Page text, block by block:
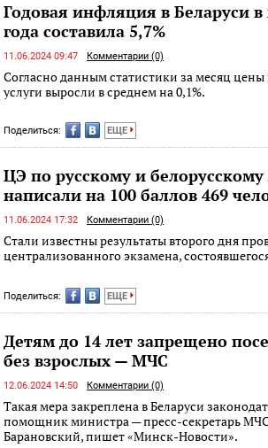
Годовая инфляция в Беларуси в
года составила 5,7%
11.06.2024 09:47 Комментарии (0)
Согласно данным статистики за месяц цены
услуги выросли в среднем на 0,1%.
Поделиться: ЕЩЕ
ЦЭ по русскому и
написали на 100 баллов 469
11.06.2024 17:32 Комментарии (0)
Стали известны результаты второго дня
централизованного экзамена,
Поделиться: ЕЩЕ
Детям до 14 лет запрещено
без взрослых — МЧС
12.06.2024 14:50 Комментарии (0)
Такая мера закреплена в Беларуси
помощник министра — пресс-секретарь
Барановский, пишет «Минск-Новости».